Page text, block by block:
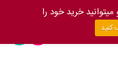
خرید خود را
کنید